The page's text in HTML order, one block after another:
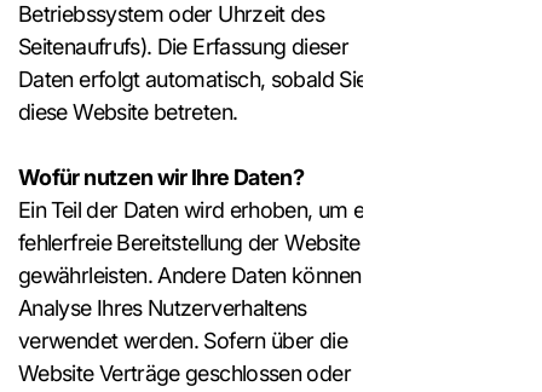
Betriebssystem oder Uhrzeit des
Seitenaufrufs). Die Erfassung dieser
Daten erfolgt automatisch, sobald Sie
diese Website betreten.
Wofür nutzen wir Ihre Daten?
Ein Teil der Daten wird erhoben, um eine
fehlerfreie Bereitstellung der Website zu
gewährleisten. Andere Daten können zur
Analyse Ihres Nutzerverhaltens
verwendet werden. Sofern über die
Website Verträge geschlossen oder